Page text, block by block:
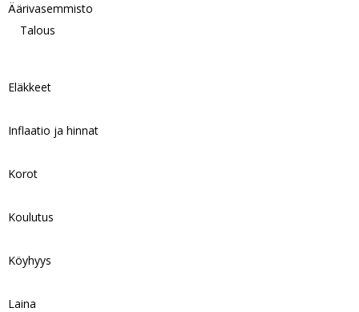
Äärivasemmisto
Talous
Eläkkeet
Inflaatio ja hinnat
Korot
Koulutus
Köyhyys
Laina